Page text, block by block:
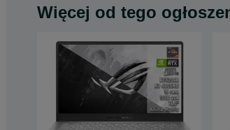
Więcej od tego